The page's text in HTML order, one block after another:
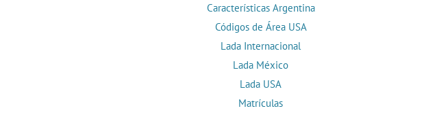
Características Argentina
Códigos de Área USA
Lada Internacional
Lada México
Lada USA
Matrículas